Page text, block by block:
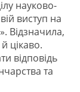
науково-
виступ на
Відзначила,
цікаво.
відповідь
та